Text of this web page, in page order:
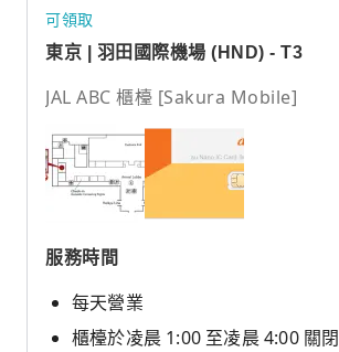
可領取
東京 | 羽田國際機場 (HND) - T3
JAL ABC 櫃檯 [Sakura Mobile]
服務時間
每天營業
櫃檯於凌晨 1:00 至凌晨 4:00 關閉